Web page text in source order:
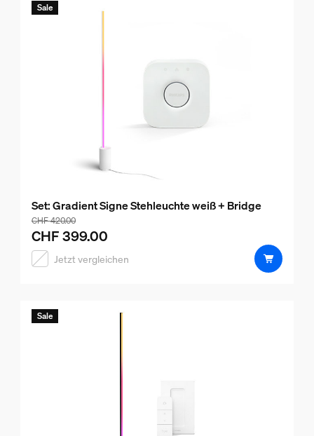
Sale
Set: Gradient Signe Stehleuchte weiß + Bridge
Der Preis des Pakets beträgt CHF 399.00, der Preis der
CHF 420.00
CHF 399.00
Jetzt vergleichen
Sale